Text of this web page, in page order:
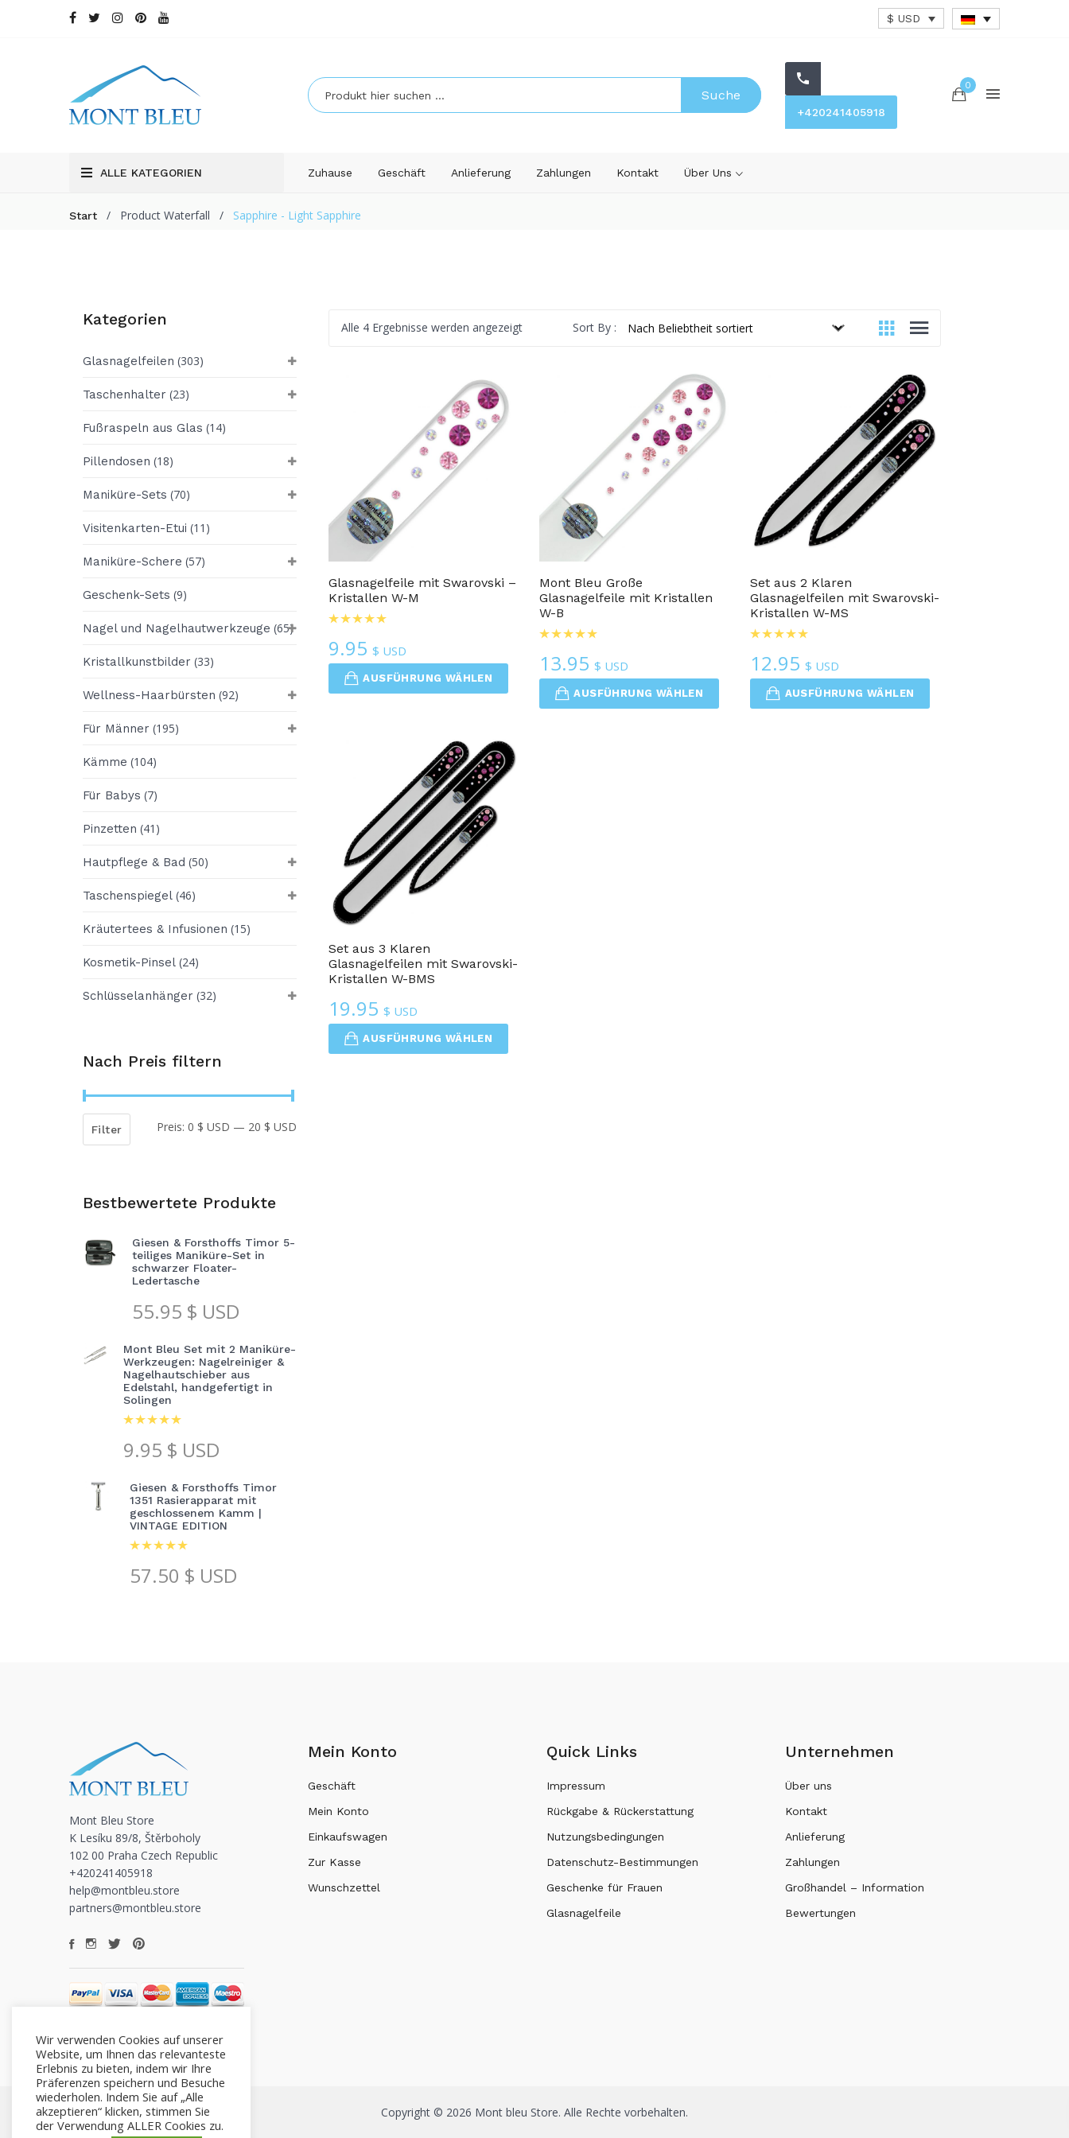
$ USD
Suche
+420241405918
0
ALLE KATEGORIEN Zuhause Geschäft Anlieferung Zahlungen Kontakt Über Uns
Start / Product Waterfall / Sapphire - Light Sapphire
Kategorien
Glasnagelfeilen (303)
Taschenhalter (23)
Fußraspeln aus Glas (14)
Pillendosen (18)
Maniküre-Sets (70)
Visitenkarten-Etui (11)
Maniküre-Schere (57)
Geschenk-Sets (9)
Nagel und Nagelhautwerkzeuge (65)
Kristallkunstbilder (33)
Wellness-Haarbürsten (92)
Für Männer (195)
Kämme (104)
Für Babys (7)
Pinzetten (41)
Hautpflege & Bad (50)
Taschenspiegel (46)
Kräutertees & Infusionen (15)
Kosmetik-Pinsel (24)
Schlüsselanhänger (32)
Nach Preis filtern
Filter Preis: 0 $ USD — 20 $ USD
Bestbewertete Produkte
Giesen & Forsthoffs Timor 5-
teiliges Maniküre-Set in
schwarzer Floater-
Ledertasche
55.95 $ USD
Mont Bleu Set mit 2 Maniküre-
Werkzeugen: Nagelreiniger &
Nagelhautschieber aus
Edelstahl, handgefertigt in
Solingen
9.95 $ USD
Giesen & Forsthoffs Timor
1351 Rasierapparat mit
geschlossenem Kamm |
VINTAGE EDITION
57.50 $ USD
Alle 4 Ergebnisse werden angezeigtNach
Sort By :
Glasnagelfeile mit Swarovski –
Kristallen W-M
9.95 $ USD
AUSFÜHRUNG WÄHLEN
Glasnagelfeilen
Mont Bleu Große
Glasnagelfeile mit Kristallen
W-B
13.95$ USD
AUSFÜHRUNG WÄHLEN
Glasnagelfeilen
Set aus 2 Klaren
Glasnagelfeilen mit Swarovski-
Kristallen W-MS
12.95$ USD
AUSFÜHRUNG WÄHLEN
Set aus 3 Klaren
Glasnagelfeilen mit Swarovski-
Kristallen W-BMS
19.95 $ USD
AUSFÜHRUNG WÄHLEN
Mont Bleu Store
K Lesíku 89/8, Štěrboholy
102 00 Praha Czech Republic
+420241405918
help@montbleu.store
partners@montbleu.store
Mein Konto
Geschäft
Mein Konto
Einkaufswagen
Zur Kasse
Wunschzettel
Quick Links
Impressum
Rückgabe & Rückerstattung
Nutzungsbedingungen
Datenschutz-Bestimmungen
Geschenke für Frauen
Glasnagelfeile
Unternehmen
Über uns
Kontakt
Anlieferung
Zahlungen
Großhandel – Information
Bewertungen
Copyright © 2026 Mont bleu Store. Alle Rechte vorbehalten.
Wir verwenden Cookies auf unserer
Website, um Ihnen das relevanteste
Erlebnis zu bieten, indem wir Ihre
Präferenzen speichern und Besuche
wiederholen. Indem Sie auf „Alle
akzeptieren“ klicken, stimmen Sie
der Verwendung ALLER Cookies zu.